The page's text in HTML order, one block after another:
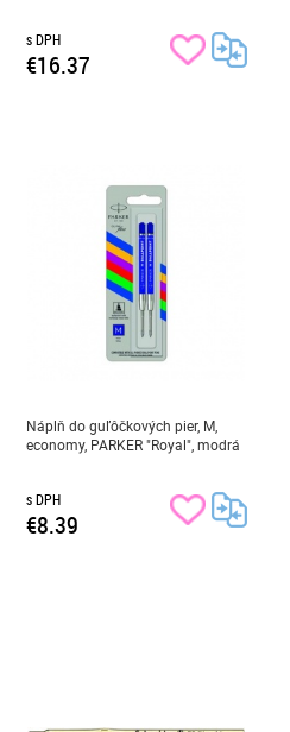
s DPH
€16.37
Náplň do guľôčkových pier, M,
economy, PARKER "Royal", modrá
s DPH
€8.39